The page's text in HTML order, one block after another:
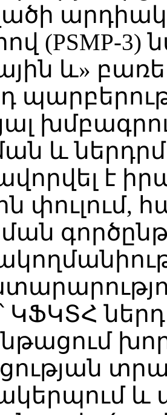
(PSMP-
և»
և
է
փուլում,
ԿՖԿՏՀ
և